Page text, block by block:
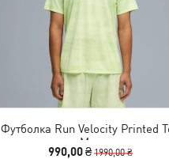
Футболка Run Velocity Printed
Men
990,00 ₴1990,00 ₴